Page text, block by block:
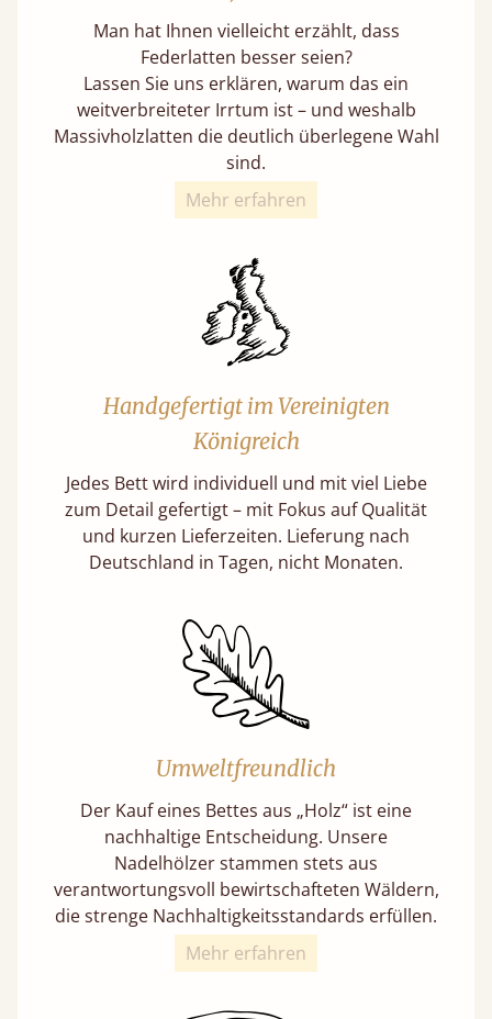
Man hat Ihnen vielleicht erzählt, dass
Federlatten besser seien?
Lassen Sie uns erklären, warum das ein
weitverbreiteter Irrtum ist – und weshalb
Massivholzlatten die deutlich überlegene Wahl
sind.
Mehr erfahren
Handgefertigt im Vereinigten
Königreich
Jedes Bett wird individuell und mit viel Liebe
zum Detail gefertigt – mit Fokus auf Qualität
und kurzen Lieferzeiten. Lieferung nach
Deutschland in Tagen, nicht Monaten.
Umweltfreundlich
Der Kauf eines Bettes aus „Holz“ ist eine
nachhaltige Entscheidung. Unsere
Nadelhölzer stammen stets aus
verantwortungsvoll bewirtschafteten Wäldern,
die strenge Nachhaltigkeitsstandards erfüllen.
Mehr erfahren